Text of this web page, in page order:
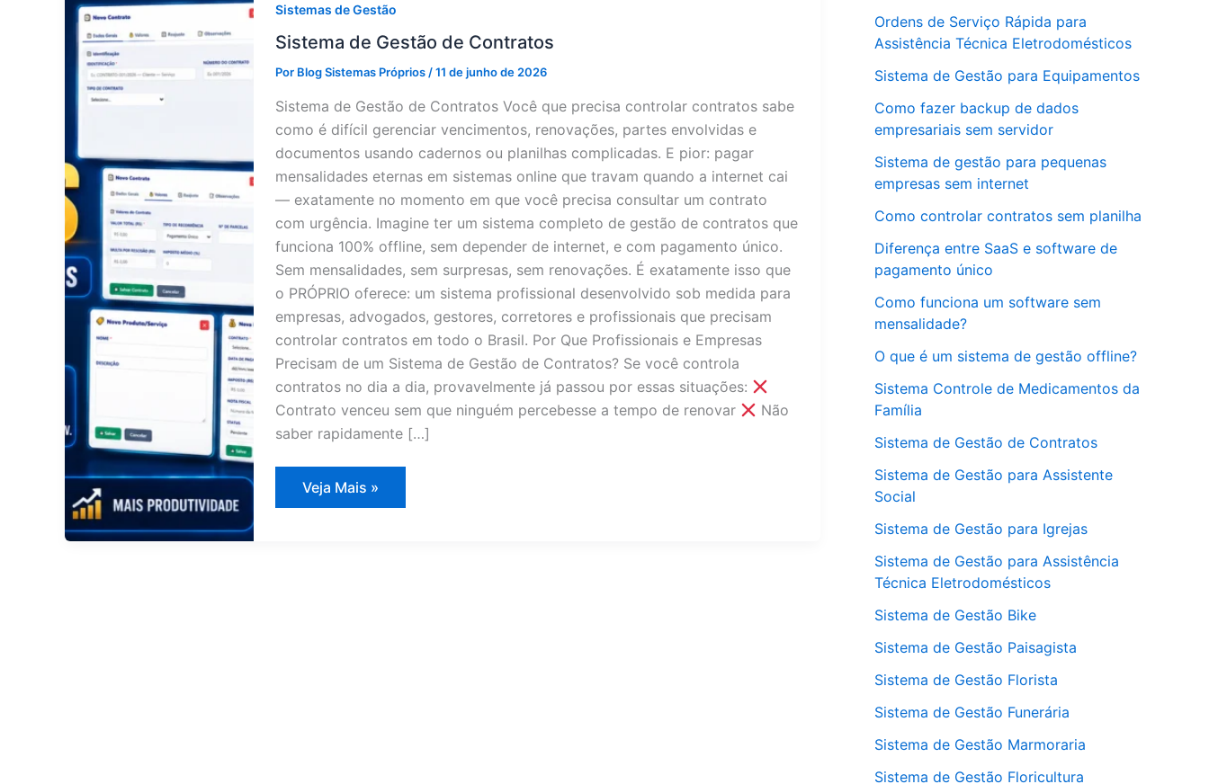
Sistemas de Gestão
Sistema de Gestão de Contratos
Por Blog Sistemas Próprios/11 de junho de 2026
Sistema de Gestão de Contratos Você que precisa controlar contratos sabe
como é difícil gerenciar vencimentos, renovações, partes envolvidas e
documentos usando cadernos ou planilhas complicadas. E pior: pagar
mensalidades eternas em sistemas online que travam quando a internet cai
— exatamente no momento em que você precisa consultar um contrato
com urgência. Imagine ter um sistema completo de gestão de contratos que
funciona 100% offline, sem depender de internet, e com pagamento único.
Sem mensalidades, sem surpresas, sem renovações. É exatamente isso que
o PRÓPRIO oferece: um sistema profissional desenvolvido sob medida para
empresas, advogados, gestores, corretores e profissionais que precisam
controlar contratos em todo o Brasil. Por Que Profissionais e Empresas
Precisam de um Sistema de Gestão de Contratos? Se você controla
contratos no dia a dia, provavelmente já passou por essas situações:
Contrato venceu sem que ninguém percebesse a tempo de renovar
Não
saber rapidamente […]
Sistema
Veja Mais »
Ordens de Serviço Rápida para
Assistência Técnica Eletrodomésticos
Sistema de Gestão para Equipamentos
Como fazer backup de dados
empresariais sem servidor
Sistema de gestão para pequenas
empresas sem internet
Como controlar contratos sem planilha
Diferença entre SaaS e software de
pagamento único
Como funciona um software sem
mensalidade?
O que é um sistema de gestão offline?
Sistema Controle de Medicamentos da
Família
Sistema de Gestão de Contratos
Sistema de Gestão para Assistente
Social
Sistema de Gestão para Igrejas
Sistema de Gestão para Assistência
Técnica Eletrodomésticos
Sistema de Gestão Bike
Sistema de Gestão Paisagista
Sistema de Gestão Florista
Sistema de Gestão Funerária
Sistema de Gestão Marmoraria
Sistema de Gestão Floricultura